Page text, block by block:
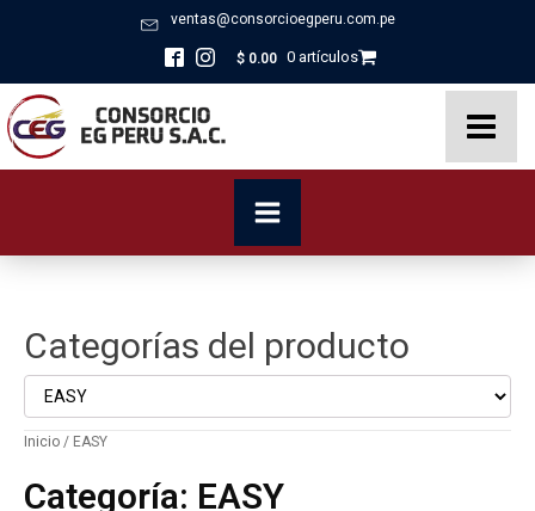
ventas@consorcioegperu.com.pe
$ 0.00 0 artículos
Categorías del producto
Inicio / EASY
Categoría: EASY